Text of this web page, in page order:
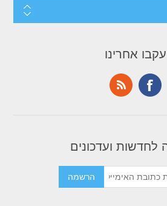
עקבו אחרינו
ועדכונים